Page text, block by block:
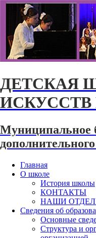
ДЕТСКАЯ
ИСКУССТВ
Муниципальное
Главная
О школе
История школы
КОНТАКТЫ
НАШИ
Сведения об
Основные
Структура и